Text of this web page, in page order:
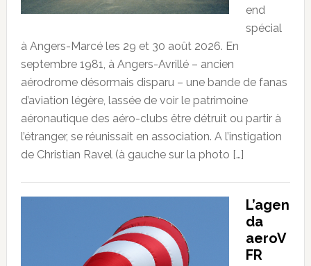
end
spécial
à Angers-Marcé les 29 et 30 août 2026. En
septembre 1981, à Angers-Avrillé – ancien
aérodrome désormais disparu – une bande de fanas
d’aviation légère, lassée de voir le patrimoine
aéronautique des aéro-clubs être détruit ou partir à
l’étranger, se réunissait en association. A l’instigation
de Christian Ravel (à gauche sur la photo […]
L’agen
da
aeroV
FR